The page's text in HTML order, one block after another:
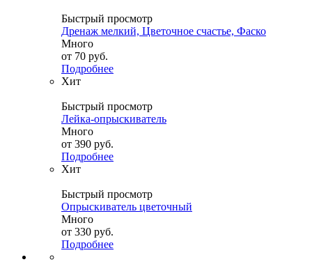
Быстрый просмотр
Дренаж мелкий, Цветочное счастье, Фаско
Много
от 70 руб.
Подробнее
Хит
Быстрый просмотр
Лейка-опрыскиватель
Много
от 390 руб.
Подробнее
Хит
Быстрый просмотр
Опрыскиватель цветочный
Много
от 330 руб.
Подробнее